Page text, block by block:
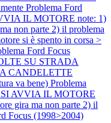
Problema Ford
IL MOTORE note: 1)
non parte 2) il problema
si è spento in corsa >
Ford Focus
SU STRADA
CANDELETTE
va bene) Problema
SI AVVIA IL MOTORE
gira ma non parte 2) il
Focus (1998>2004)